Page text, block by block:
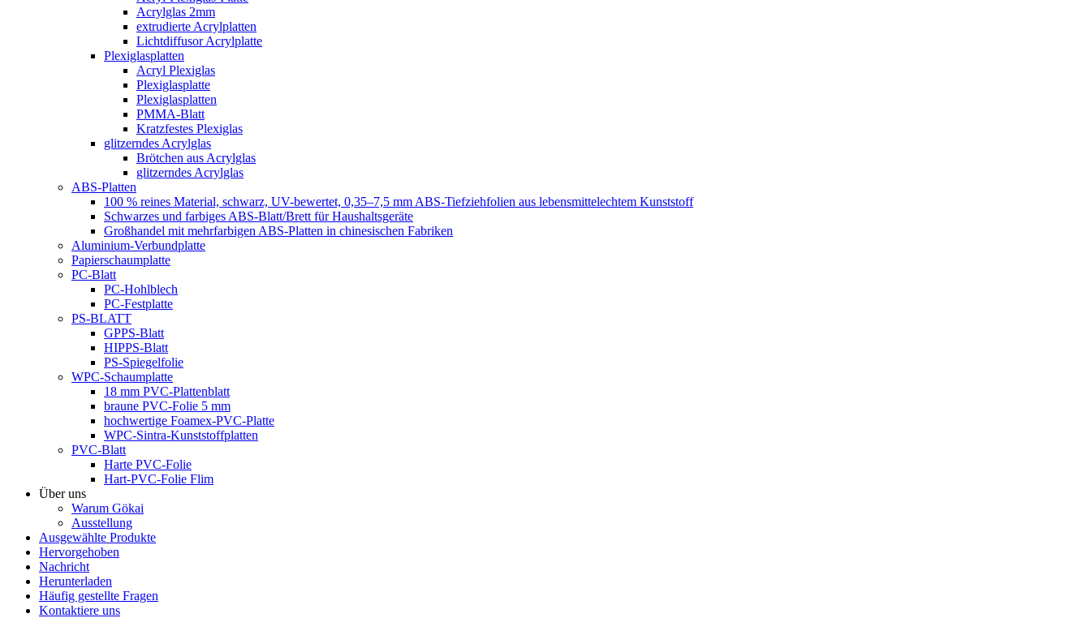
Acrylglas 2mm
extrudierte Acrylplatten
Lichtdiffusor Acrylplatte
Plexiglasplatten
Acryl Plexiglas
Plexiglasplatte
Plexiglasplatten
PMMA-Blatt
Kratzfestes Plexiglas
glitzerndes Acrylglas
Brötchen aus Acrylglas
glitzerndes Acrylglas
ABS-Platten
100 % reines Material, schwarz, UV-bewertet, 0,35–7,5 mm ABS-Tiefziehfolien aus lebensmittelechtem Kunststoff
Schwarzes und farbiges ABS-Blatt/Brett für Haushaltsgeräte
Großhandel mit mehrfarbigen ABS-Platten in chinesischen Fabriken
Aluminium-Verbundplatte
Papierschaumplatte
PC-Blatt
PC-Hohlblech
PC-Festplatte
PS-BLATT
GPPS-Blatt
HIPPS-Blatt
PS-Spiegelfolie
WPC-Schaumplatte
18 mm PVC-Plattenblatt
braune PVC-Folie 5 mm
hochwertige Foamex-PVC-Platte
WPC-Sintra-Kunststoffplatten
PVC-Blatt
Harte PVC-Folie
Hart-PVC-Folie Flim
Über uns
Warum Gökai
Ausstellung
Ausgewählte Produkte
Hervorgehoben
Nachricht
Herunterladen
Häufig gestellte Fragen
Kontaktiere uns